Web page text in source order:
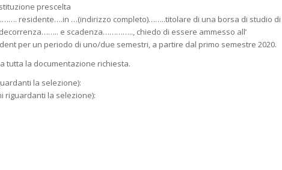
prescelta
residente….in …(indirizzo completo)……..titolare di una borsa di studio di
e scadenza………….., chiedo di essere ammesso all’
per un periodo di uno/due semestri, a partire dal primo semestre 2020.
tutta la documentazione richiesta.
la selezione):
riguardanti la selezione):